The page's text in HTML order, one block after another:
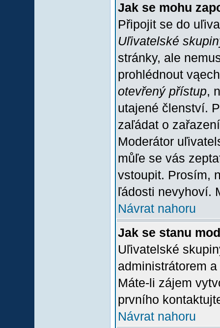
Jak se mohu
Připojit se do
Uľivatelské
stránky, ale
prohlédnout
otevřený přístup,
utajené členství.
zaľádat o
Moderátor
můľe se vás
vstoupit. Prosím,
ľádosti nevyhoví.
Návrat nahoru
Jak se stanu
Uľivatelské
administrátorem
Máte-li zájem
prvního
Návrat nahoru